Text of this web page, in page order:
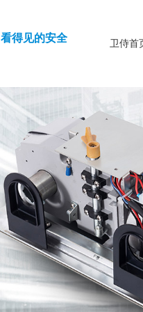
看得见的安全 卫侍首